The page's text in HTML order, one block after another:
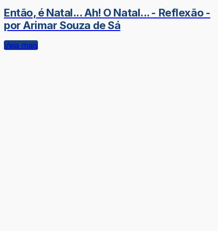
Então, é Natal... Ah! O Natal... - Reflexão -
por Arimar Souza de Sá
Veja mais